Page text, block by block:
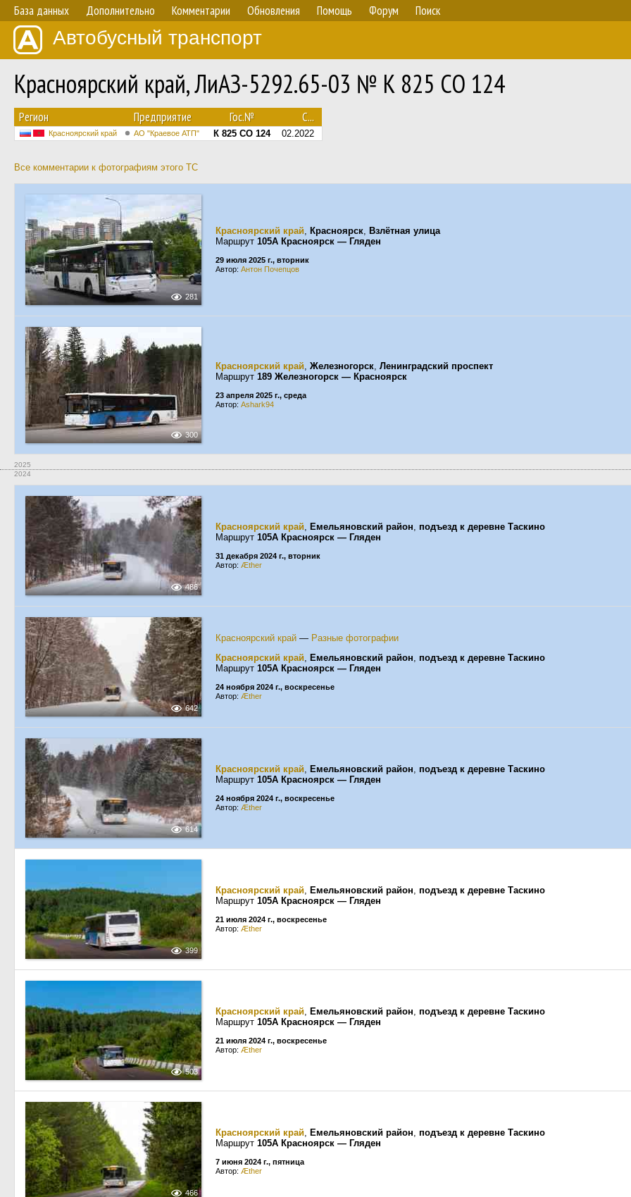
База данных Дополнительно Комментарии Обновления Помощь Форум Поиск
Автобусный транспорт
Красноярский край, ЛиАЗ-5292.65-03 № К 825 СО 124
Регион Предприятие Гос.№ С...
Красноярский край АО "Краевое АТП" К 825 СО 124 02.2022
Все комментарии к фотографиям этого ТС
281
Красноярский край, Красноярск, Взлётная улица
Маршрут 105А Красноярск — Гляден
29 июля 2025 г., вторник
Автор: Антон Почепцов
300
Красноярский край, Железногорск, Ленинградский проспект
Маршрут 189 Железногорск — Красноярск
23 апреля 2025 г., среда
Автор: Ashark94
2025
2024
486
Красноярский край, Емельяновский район, подъезд к деревне Таскино
Маршрут 105А Красноярск — Гляден
31 декабря 2024 г., вторник
Автор: Æther
642
Красноярский край — Разные фотографии
Красноярский край, Емельяновский район, подъезд к деревне Таскино
Маршрут 105А Красноярск — Гляден
24 ноября 2024 г., воскресенье
Автор: Æther
614
Красноярский край, Емельяновский район, подъезд к деревне Таскино
Маршрут 105А Красноярск — Гляден
24 ноября 2024 г., воскресенье
Автор: Æther
399
Красноярский край, Емельяновский район, подъезд к деревне Таскино
Маршрут 105А Красноярск — Гляден
21 июля 2024 г., воскресенье
Автор: Æther
503
Красноярский край, Емельяновский район, подъезд к деревне Таскино
Маршрут 105А Красноярск — Гляден
21 июля 2024 г., воскресенье
Автор: Æther
466
Красноярский край, Емельяновский район, подъезд к деревне Таскино
Маршрут 105А Красноярск — Гляден
7 июня 2024 г., пятница
Автор: Æther